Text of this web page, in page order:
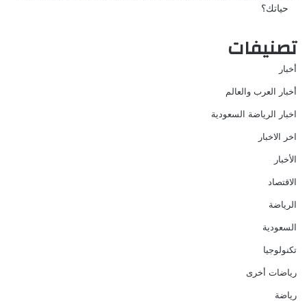
حياتك؟
تصنيفات
أخبار
أخبار العرب والعالم
اخبار الرياضة السعودية
اخر الاخبار
الأخبار
الاقتصاد
الرياضة
السعودية
تكنولوجيا
رياضات أخرى
رياضة